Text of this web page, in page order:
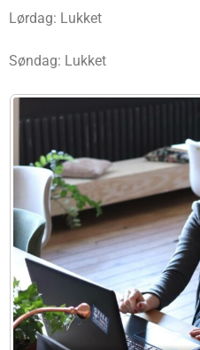
Lørdag: Lukket
Søndag: Lukket